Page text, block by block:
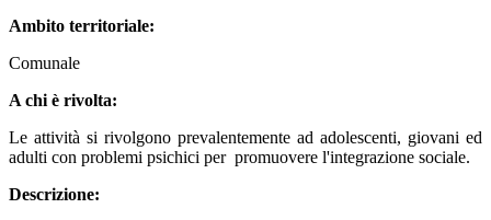
Ambito territoriale:
Comunale
A chi è rivolta:
Le attività si rivolgono prevalentemente ad adolescenti, giovani ed
adulti con problemi psichici per promuovere l'integrazione sociale.
Descrizione: